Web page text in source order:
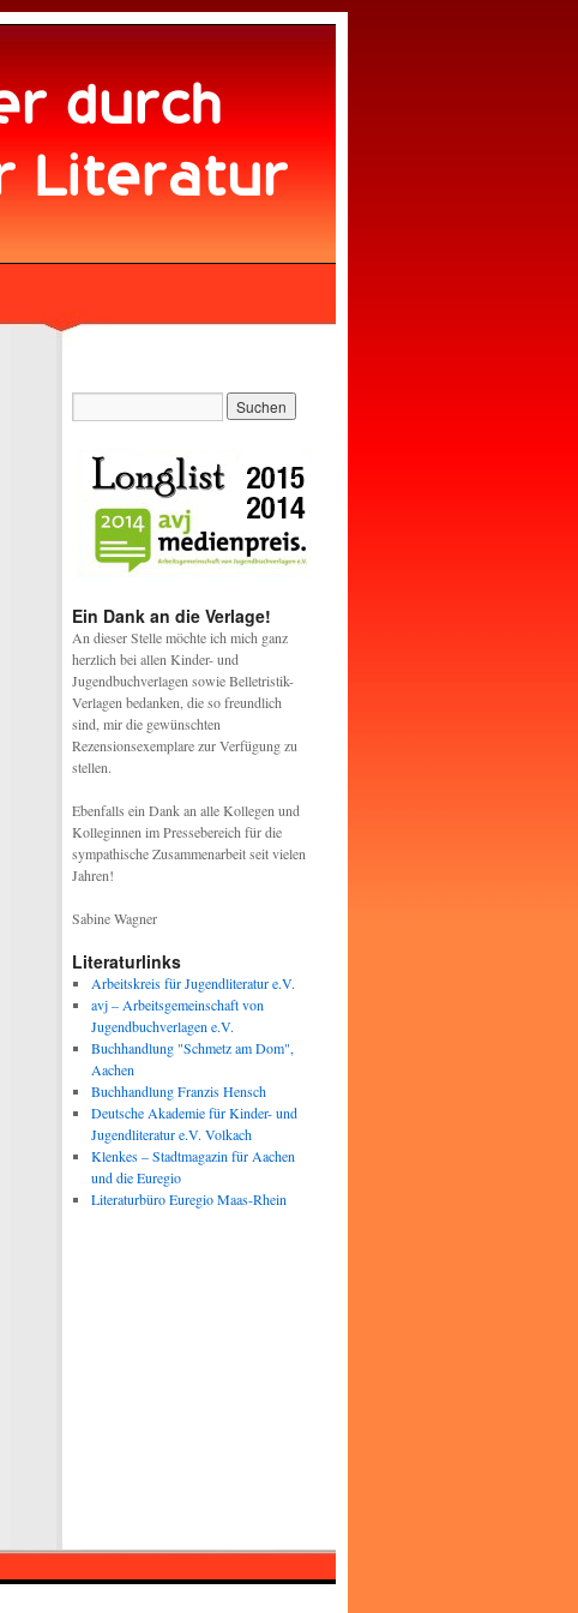
Ein Dank an die Verlage!
An dieser Stelle möchte ich mich ganz
herzlich bei allen Kinder- und
Jugendbuchverlagen sowie Belletristik-
Verlagen bedanken, die so freundlich
sind, mir die gewünschten
Rezensionsexemplare zur Verfügung zu
stellen.
Ebenfalls ein Dank an alle Kollegen und
Kolleginnen im Pressebereich für die
sympathische Zusammenarbeit seit vielen
Jahren!
Sabine Wagner
Literaturlinks
Arbeitskreis für Jugendliteratur e.V.
avj – Arbeitsgemeinschaft von
Jugendbuchverlagen e.V.
Buchhandlung "Schmetz am Dom",
Aachen
Buchhandlung Franzis Hensch
Deutsche Akademie für Kinder- und
Jugendliteratur e.V. Volkach
Klenkes – Stadtmagazin für Aachen
und die Euregio
Literaturbüro Euregio Maas-Rhein